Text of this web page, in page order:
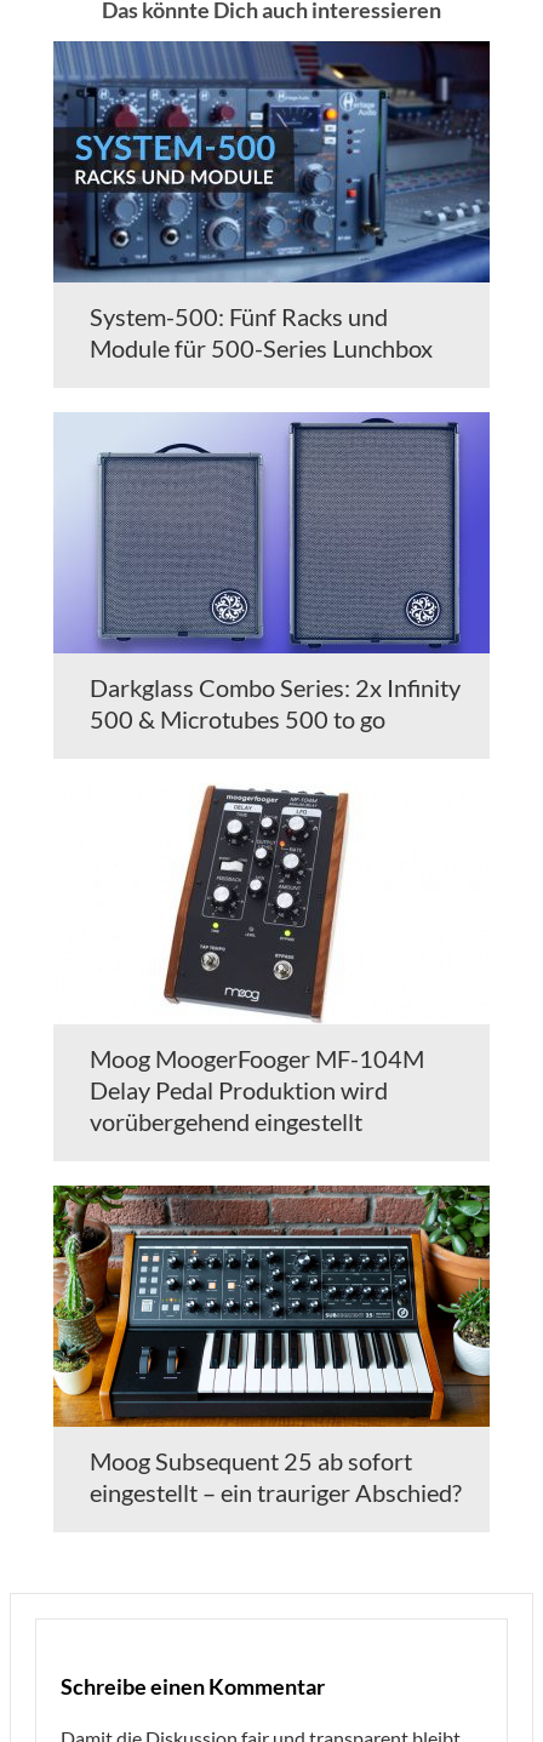
Das könnte Dich auch interessieren
System-500: Fünf Racks und
Module für 500-Series Lunchbox
Darkglass Combo Series: 2x Infinity
500 & Microtubes 500 to go
Moog MoogerFooger MF-104M
Delay Pedal Produktion wird
vorübergehend eingestellt
Moog Subsequent 25 ab sofort
eingestellt – ein trauriger Abschied?
Schreibe einen Kommentar